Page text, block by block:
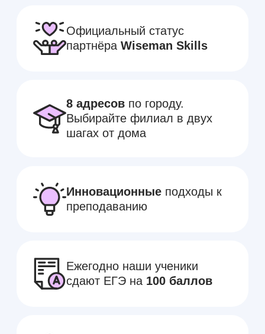
Всего от600 рублей
за занятие
Это первый шаг к свободному
владению языком, открывающий
новые возможности в учебе, работе
и путешествиях.